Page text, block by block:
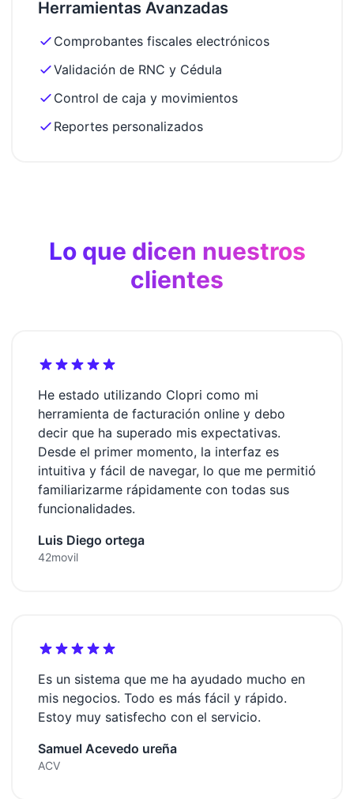
Herramientas Avanzadas
Comprobantes fiscales electrónicos
Validación de RNC y Cédula
Control de caja y movimientos
Reportes personalizados
Lo que dicen nuestros
clientes
He estado utilizando Clopri como mi
herramienta de facturación online y debo
decir que ha superado mis expectativas.
Desde el primer momento, la interfaz es
intuitiva y fácil de navegar, lo que me permitió
familiarizarme rápidamente con todas sus
funcionalidades.
Luis Diego ortega
42movil
Es un sistema que me ha ayudado mucho en
mis negocios. Todo es más fácil y rápido.
Estoy muy satisfecho con el servicio.
Samuel Acevedo ureña
ACV